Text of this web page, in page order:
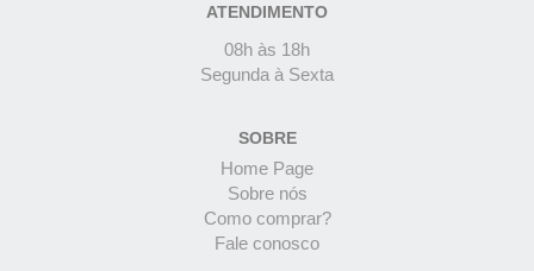
ATENDIMENTO
08h às 18h
Segunda à Sexta
SOBRE
Home Page
Sobre nós
Como comprar?
Fale conosco